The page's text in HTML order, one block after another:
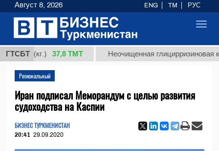
ГТСБТ
1 (кг.) 37,8 ТМТ Неочищенная глицирризиновая
Региональный
Иран подписал Меморандум с целью развития
судоходства на Каспии
БИЗНЕС ТУРКМЕНИСТАН
20:41 29.09.2020
Август 8, 2026 ENG TM РУС